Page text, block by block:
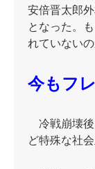
安倍晋太郎
となった。
れていない
今もフ
冷戦崩壊後
ど特殊な社